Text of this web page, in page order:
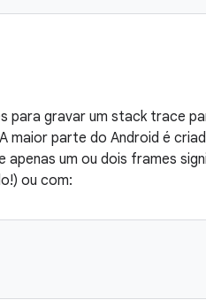
para gravar um stack trace
maior parte do Android é
um ou dois frames
ou com: